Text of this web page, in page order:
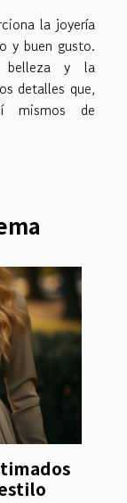
la joyería
y buen gusto.
belleza y la
detalles que,
mismos de